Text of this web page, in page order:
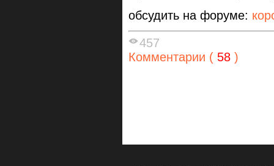
обсудить на форуме:
457
Комментарии ( 58 )